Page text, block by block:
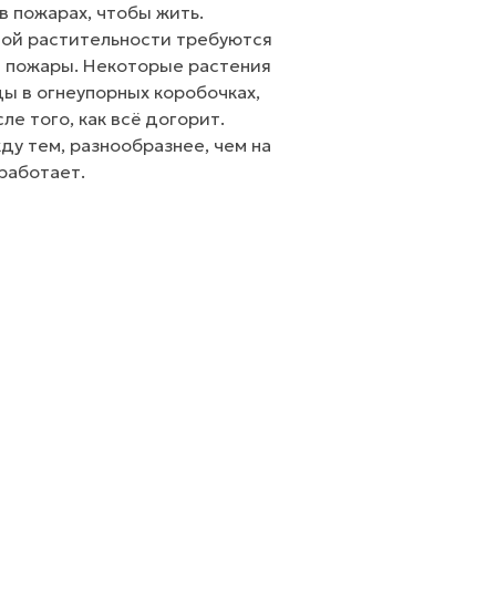
чтобы жить.
растительности требуются
пожары. Некоторые растения
в огнеупорных коробочках,
того, как всё догорит.
тем, разнообразнее, чем на